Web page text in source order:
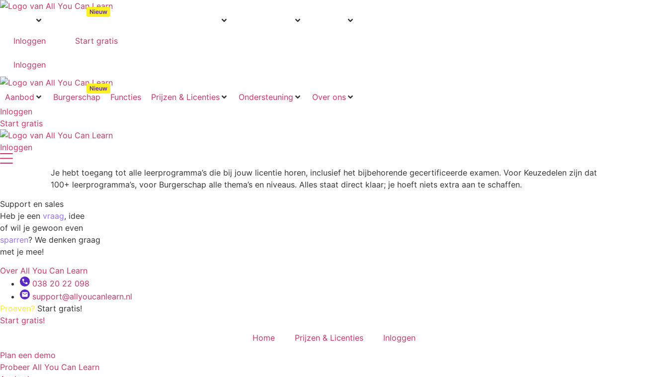
Inloggen Start gratis
Inloggen
Aanbod Burgerschap Functies Prijzen & Licenties Ondersteuning
Over ons
Inloggen
Start gratis
Inloggen
Je hebt toegang tot alle leerprogramma’s die bij jouw licentie horen, inclusief het bijbehorende gecertificeerde examen. Voor Keuzedelen zijn dat
100+ leerprogramma’s, voor Burgerschap alle thema’s en niveaus. Alles staat direct klaar; je hoeft niets extra aan te schaffen.
Support en sales
Heb je een vraag, idee
of wil je gewoon even
sparren? We denken graag
met je mee!
Over All You Can Learn
038 20 22 098
support@allyoucanlearn.nl
Proeven? Start gratis!
Start gratis!
Home
Prijzen & Licenties
Inloggen
Plan een demo
Probeer All You Can Learn